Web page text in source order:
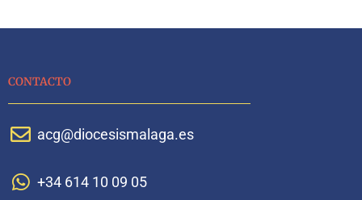
CONTACTO
acg@diocesismalaga.es
+34 614 10 09 05